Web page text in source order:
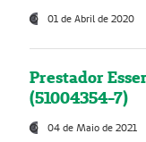
01 de Abril de 2020
Prestador
(51004354-7)
04 de Maio de 2021